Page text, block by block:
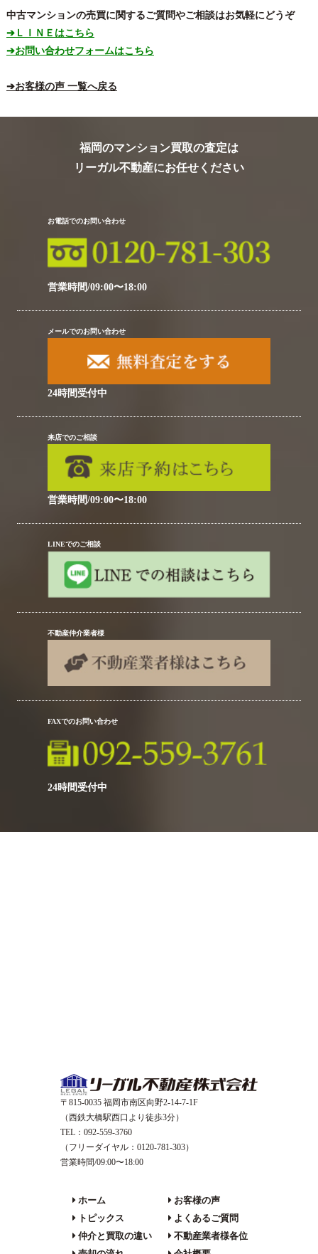
中古マンションの売買に関するご質問やご相談はお気軽にどうぞ
➔ＬＩＮＥはこちら
➔お問い合わせフォームはこちら
➔お客様の声 一覧へ戻る
福岡のマンション買取の査定は
リーガル不動産にお任せください
お電話でのお問い合わせ
営業時間/09:00〜18:00
メールでのお問い合わせ
24時間受付中
来店でのご相談
営業時間/09:00〜18:00
LINEでのご相談
不動産仲介業者様
FAXでのお問い合わせ
24時間受付中
〒815-0035 福岡市南区向野2-14-7-1F
（西鉄大橋駅西口より徒歩3分）
TEL：092-559-3760
（フリーダイヤル：0120-781-303）
営業時間/09:00〜18:00
ホーム
トピックス
仲介と買取の違い
お客様の声
よくあるご質問
不動産業者様各位